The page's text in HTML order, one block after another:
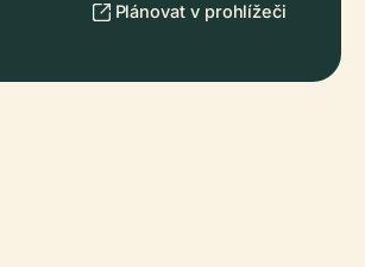
Plánovat v prohlížeči